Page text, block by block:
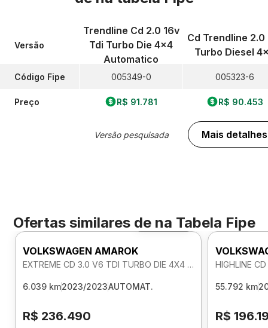
Versão
Código Fipe
Preço
Trendline Cd 2.0 16v
Tdi Turbo Die 4x4
Automatico
005349-0
R$ 91.781
Versão pesquisada
Cd Trendline 2.0
Turbo Diesel
005323-6
R$ 90.453
Mais detalhes
Ofertas similares de na Tabela Fipe
Foto 360º
VOLKSWAGEN AMAROK
EXTREME CD 3.0 V6 TDI TURBO DIE 4X4 AUTOMATICO
6.039 km2023/2023AUTOMAT.
R$ 236.490
55.792 km
R$